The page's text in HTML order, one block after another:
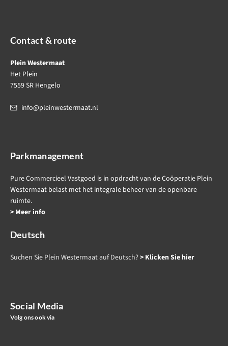
Contact & route
Plein Westermaat
Het Plein
7559 SR Hengelo
info@pleinwestermaat.nl
Parkmanagement
Pure Commercieel Vastgoed is in opdracht van de Coöperatie Plein
Westermaat belast met het integrale beheer van de openbare
ruimte.
> Meer info
Deutsch
Suchen Sie Plein Westermaat auf Deutsch?> Klicken Sie hier
Social Media
Volg ons ook via